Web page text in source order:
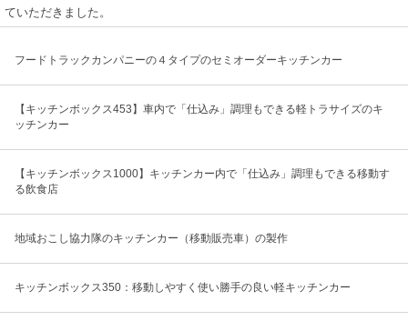
ていただきました。
フードトラックカンパニーの４タイプのセミオーダーキッチンカー
【キッチンボックス453】車内で「仕込み」調理もできる軽トラサイズのキ
ッチンカー
【キッチンボックス1000】キッチンカー内で「仕込み」調理もできる移動す
る飲食店
地域おこし協力隊のキッチンカー（移動販売車）の製作
キッチンボックス350：移動しやすく使い勝手の良い軽キッチンカー